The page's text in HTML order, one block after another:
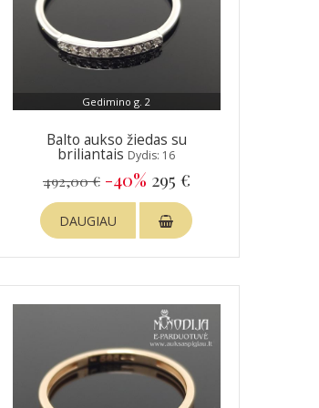
Gedimino g. 2
Balto aukso žiedas su
briliantais Dydis: 16
492,00 € -40% 295 €
DAUGIAU